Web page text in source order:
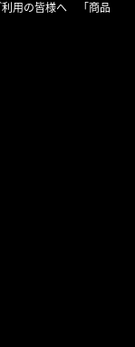
利用の皆様へ 「商品